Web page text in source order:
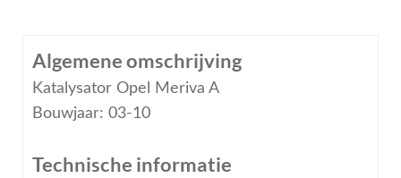
Algemene omschrijving
Katalysator Opel Meriva A
Bouwjaar: 03-10
Technische informatie